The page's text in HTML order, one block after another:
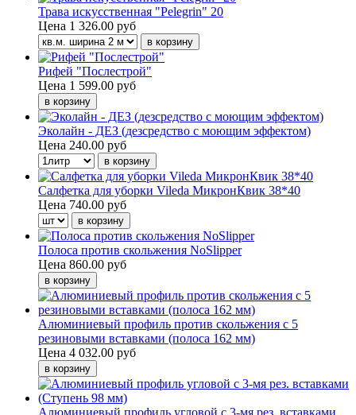
Трава искусственная "Pelegrin" 20
Цена 1 326.00 руб
Рифей "Послестрой"
Цена 1 599.00 руб
Эколайн - ДЕЗ (дезсредство с моющим эффектом)
Цена 240.00 руб
Салфетка для уборки Vileda МикронКвик 38*40
Цена 740.00 руб
Полоса против скольжения NoSlipper
Цена 860.00 руб
Алюминиевый профиль против скольжения с 5
резиновыми вставками (полоса 162 мм)
Цена 4 032.00 руб
Алюминиевый профиль угловой с 3-мя рез. вставками